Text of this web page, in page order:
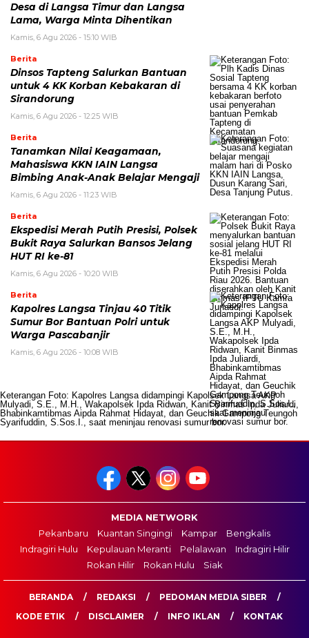
Desa di Langsa Timur dan Langsa
Lama, Warga Minta Dihentikan
Kamis, 6 Agu 2026 - 15:10 WIB
Berita
Dinsos Tapteng Salurkan Bantuan
untuk 4 KK Korban Kebakaran di
Sirandorung
Kamis, 6 Agu 2026 - 12:25 WIB
Berita
Tanamkan Nilai Keagamaan,
Mahasiswa KKN IAIN Langsa
Bimbing Anak-Anak Belajar Mengaji
Kamis, 6 Agu 2026 - 11:23 WIB
Berita
Ekspedisi Merah Putih Presisi, Polsek
Bukit Raya Salurkan Bansos Jelang
HUT RI ke-81
Kamis, 6 Agu 2026 - 10:20 WIB
Berita
Kapolres Langsa Tinjau 40 Titik
Sumur Bor Bantuan Polri untuk
Warga Pascabanjir
Kamis, 6 Agu 2026 - 10:08 WIB
Keterangan Foto: Kapolres Langsa didampingi Kapolsek Langsa AKP
Mulyadi, S.E., M.H., Wakapolsek Ipda Ridwan, Kanit Binmas Ipda Juliardi,
Bhabinkamtibmas Aipda Rahmat Hidayat, dan Geuchik Gampong Teungoh
Syarifuddin, S.Sos.I., saat meninjau renovasi sumur bor.
MEDIA NETWORK
Pekanbaru
Kuantan Singingi Kampar
Bengkalis
Indragiri Hulu
Kepulauan Meranti Pelalawan
Indragiri Hilir
Rokan Hilir
Rokan Hulu Siak
BERANDA REDAKSI
PEDOMAN MEDIA SIBER
KODE ETIK
DISCLAIMER INFO IKLAN KONTAK